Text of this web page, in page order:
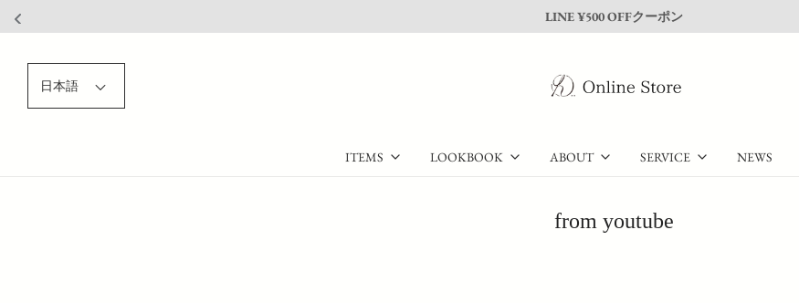
日本語
ITEMS LOOKBOOK ABOUT SERVICE NEWS
from youtube